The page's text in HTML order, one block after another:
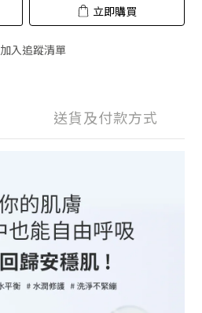
立即購買
加入追蹤清單
送貨及付款方式